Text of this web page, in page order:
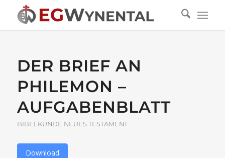
DER BRIEF AN
PHILEMON –
AUFGABENBLATT
BIBELKUNDE NEUES TESTAMENT
Download